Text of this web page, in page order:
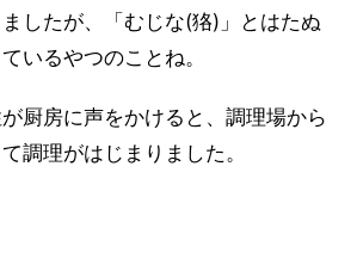
したが、「むじな(狢)」とはたぬ
いるやつのことね。
厨房に声をかけると、調理場から
調理がはじまりました。